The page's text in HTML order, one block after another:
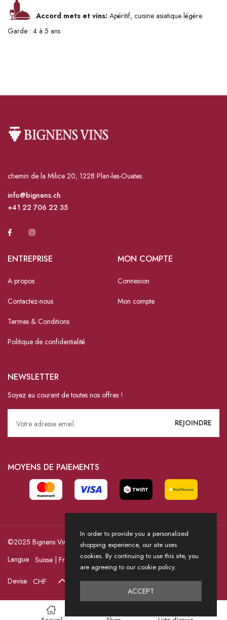
Accord mets et vins: Apéritif, cuisine asiatique légère
Garde : 4 à 5 ans
chemin de la Milice 20, 1228 Plan-les-Ouates
info@bignens.ch
+41 22 706 22 35
ENTREPRISE
A propos
Contactez-nous
Termes & Conditions
Politique de confidentialité
MON COMPTE
Connexion
Mon compte
NEWSLETTER
Soyez au courant de toutes nos offres !
MOYENS DE PAIEMENTS
©2025 Bignens Vins / Powered by HICASS
Langue
Devise
In order to provide you a personalized
shopping experience, our site uses
cookies. By continuing to use this site, you
are agreeing to our cookie policy.
ACCEPT